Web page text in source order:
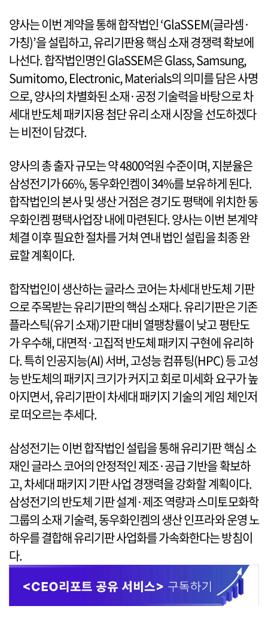
양사는 이번 계약을 통해 합작법인 ‘GlaSSEM(글라셈·
가칭)’을 설립하고, 유리기판용 핵심 소재 경쟁력 확보에
나선다. 합작법인명인 GlaSSEM은 Glass, Samsung,
Sumitomo, Electronic, Materials의 의미를 담은 사명
으로, 양사의 차별화된 소재·공정 기술력을 바탕으로 차
세대 반도체 패키지용 첨단 유리 소재 시장을 선도하겠다
는 비전이 담겼다.
양사의 총 출자 규모는 약 4800억원 수준이며, 지분율은
삼성전기가 66%, 동우화인켐이 34%를 보유하게 된다.
합작법인의 본사 및 생산 거점은 경기도 평택에 위치한 동
우화인켐 평택사업장 내에 마련된다. 양사는 이번 본계약
체결 이후 필요한 절차를 거쳐 연내 법인 설립을 최종 완
료할 계획이다.
합작법인이 생산하는 글라스 코어는 차세대 반도체 기판
으로 주목받는 유리기판의 핵심 소재다. 유리기판은 기존
플라스틱(유기 소재)기판 대비 열팽창률이 낮고 평탄도
가 우수해, 대면적·고집적 반도체 패키지 구현에 유리하
다. 특히 인공지능(AI) 서버, 고성능 컴퓨팅(HPC) 등 고성
능 반도체의 패키지 크기가 커지고 회로 미세화 요구가 높
아지면서, 유리기판이 차세대 패키지 기술의 게임 체인저
로 떠오르는 추세다.
삼성전기는 이번 합작법인 설립을 통해 유리기판 핵심 소
재인 글라스 코어의 안정적인 제조·공급 기반을 확보하
고, 차세대 패키지 기판 사업 경쟁력을 강화할 계획이다.
삼성전기의 반도체 기판 설계·제조 역량과 스미토모화학
그룹의 소재 기술력, 동우화인켐의 생산 인프라와 운영 노
하우를 결합해 유리기판 사업화를 가속화한다는 방침이
다.